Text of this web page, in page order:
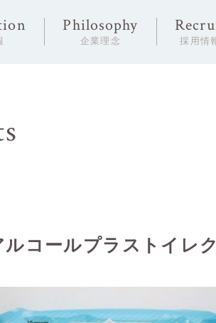
Philosophy
企業理念 採用情
コールプラストイレ